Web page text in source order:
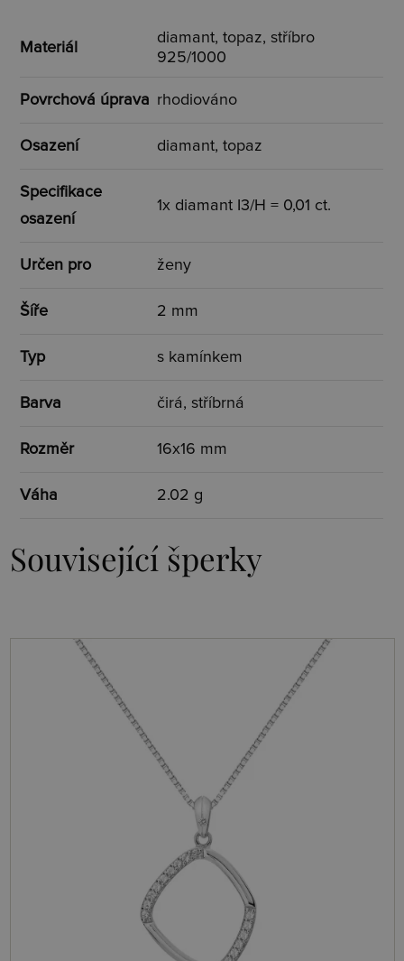
Materiál
diamant, topaz, stříbro
925/1000
Povrchová úprava rhodiováno
Osazení diamant, topaz
Specifikace
osazení
1x diamant I3/H = 0,01 ct.
Určen pro ženy
Šíře 2 mm
Typ s kamínkem
Barva čirá, stříbrná
Rozměr 16x16 mm
Váha 2.02 g
Související šperky